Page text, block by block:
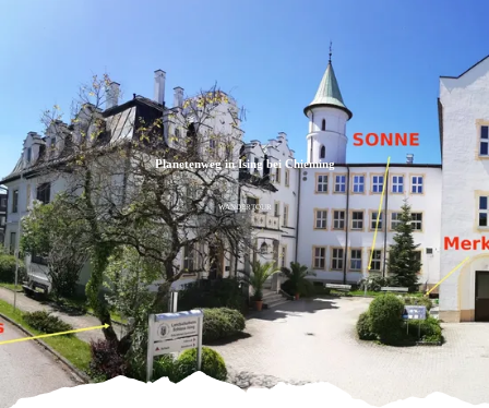
Planetenweg in Ising bei Chieming
WANDERTOUR